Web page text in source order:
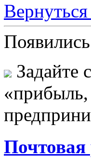
Вернуться
Задайте
«прибыль,
Почтовая